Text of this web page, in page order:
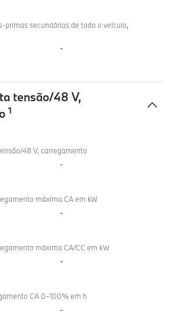
primas secundárias de todo o veículo,
-
tensão/48 V,
1
48 V, carregamento
-
máxima CA em kW
-
máxima CA/CC em kW
-
CA 0–100% em h
-